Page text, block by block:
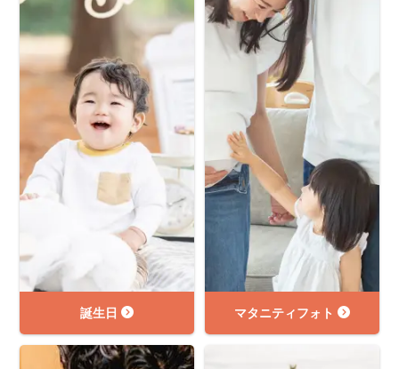
誕生日 マタニティフォト